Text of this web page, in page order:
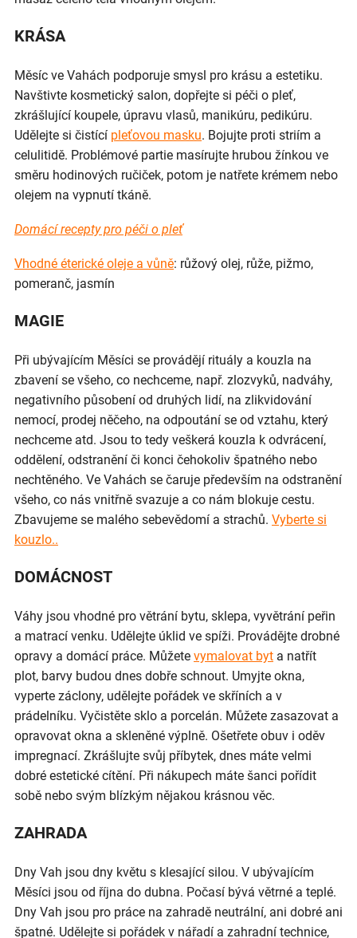
KRÁSA
Měsíc ve Vahách podporuje smysl pro krásu a estetiku.
Navštivte kosmetický salon, dopřejte si péči o pleť,
zkrášlující koupele, úpravu vlasů, manikúru, pedikúru.
Udělejte si čistící pleťovou masku. Bojujte proti striím a
celulitidě. Problémové partie masírujte hrubou žínkou ve
směru hodinových ručiček, potom je natřete krémem nebo
olejem na vypnutí tkáně.
Domácí recepty pro péči o pleť
Vhodné éterické oleje a vůně: růžový olej, růže, pižmo,
pomeranč, jasmín
MAGIE
Při ubývajícím Měsíci se provádějí rituály a kouzla na
zbavení se všeho, co nechceme, např. zlozvyků, nadváhy,
negativního působení od druhých lidí, na zlikvidování
nemocí, prodej něčeho, na odpoutání se od vztahu, který
nechceme atd. Jsou to tedy veškerá kouzla k odvrácení,
oddělení, odstranění či konci čehokoliv špatného nebo
nechtěného. Ve Vahách se čaruje především na odstranění
všeho, co nás vnitřně svazuje a co nám blokuje cestu.
Zbavujeme se malého sebevědomí a strachů. Vyberte si
kouzlo..
DOMÁCNOST
Váhy jsou vhodné pro větrání bytu, sklepa, vyvětrání peřin
a matrací venku. Udělejte úklid ve spíži. Provádějte drobné
opravy a domácí práce. Můžete vymalovat byt a natřít
plot, barvy budou dnes dobře schnout. Umyjte okna,
vyperte záclony, udělejte pořádek ve skříních a v
prádelníku. Vyčistěte sklo a porcelán. Můžete zasazovat a
opravovat okna a skleněné výplně. Ošetřete obuv i oděv
impregnací. Zkrášlujte svůj příbytek, dnes máte velmi
dobré estetické cítění. Při nákupech máte šanci pořídit
sobě nebo svým blízkým nějakou krásnou věc.
ZAHRADA
Dny Vah jsou dny květu s klesající silou. V ubývajícím
Měsíci jsou od října do dubna. Počasí bývá větrné a teplé.
Dny Vah jsou pro práce na zahradě neutrální, ani dobré ani
špatné. Udělejte si pořádek v nářadí a zahradní technice,